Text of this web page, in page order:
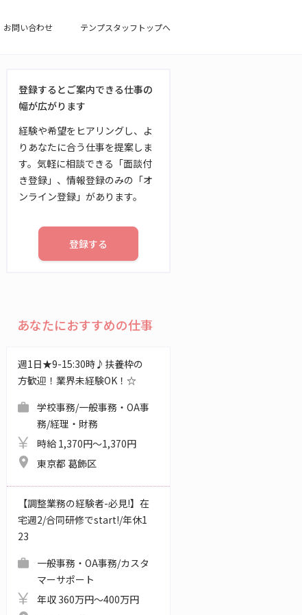
お問い合わせ テンプスタッフトップへ
登録するとご案内できる仕事の
幅が広がります
経験や希望をヒアリングし、よ
りあなたに合う仕事を提案しま
す。気軽に相談できる「面談付
き登録」、情報登録のみの「オ
ンライン登録」があります。
登録する
あなたにおすすめの仕事
週1日★9-15:30時♪扶養枠の
方歓迎！業界未経験OK！☆
学校事務/一般事務・OA事
務/経理・財務
時給 1,370円～1,370円
東京都 葛飾区
【調整業務の経験者-必見!】在
宅週2/合同研修でstart!/年休1
23
一般事務・OA事務/カスタ
マーサポート
年収 360万円～400万円